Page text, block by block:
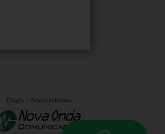
Criação e Desenvolvimento: